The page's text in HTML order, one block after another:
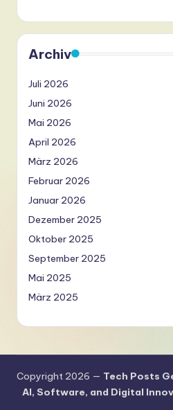
Archiv
Juli 2026
Juni 2026
Mai 2026
April 2026
März 2026
Februar 2026
Januar 2026
Dezember 2025
Oktober 2025
September 2025
Mai 2025
März 2025
Copyright 2026 — Tech Posts
AI, Software, and Digital